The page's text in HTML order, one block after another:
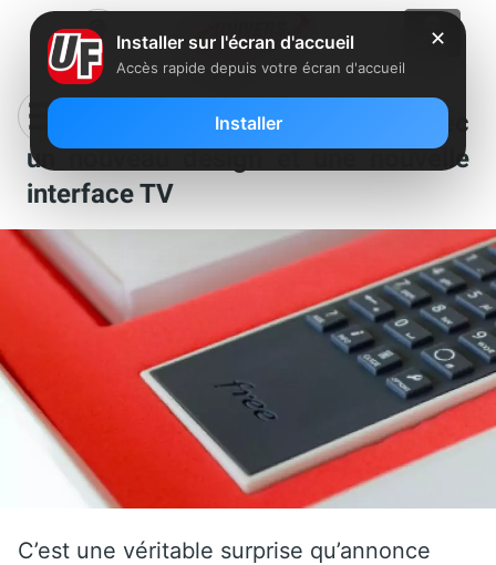
Free lance la Freebox Crystal, avec
un nouveau design et une nouvelle
interface TV
C’est une véritable surprise qu’annonce
✕
Installer sur l'écran d'accueil
Accès rapide depuis votre écran d'accueil
Installer